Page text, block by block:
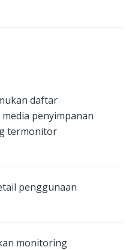
daftar
penyimpanan
termonitor
penggunaan
monitoring